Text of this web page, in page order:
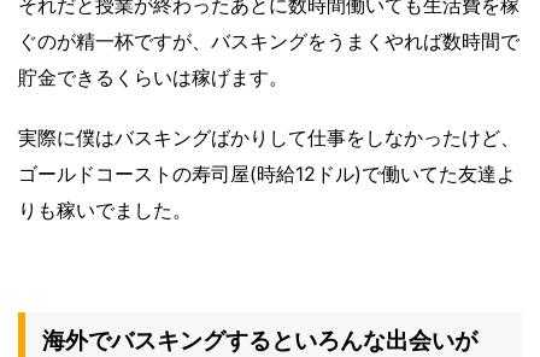
ぐのが精一杯ですが、バスキングをうまくやれば数時間で
貯金できるくらいは稼げます。
実際に僕はバスキングばかりして仕事をしなかったけど、
ゴールドコーストの寿司屋(時給12ドル)で働いてた友達よ
りも稼いでました。
海外でバスキングするといろんな出会いが